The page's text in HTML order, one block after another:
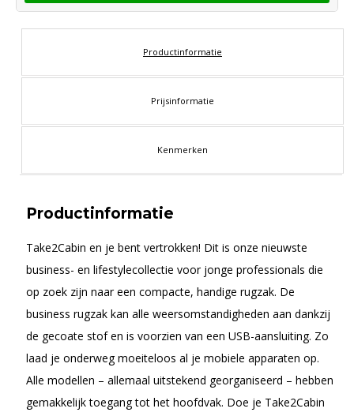
Productinformatie
Prijsinformatie
Kenmerken
Productinformatie
Take2Cabin en je bent vertrokken! Dit is onze nieuwste
business- en lifestylecollectie voor jonge professionals die
op zoek zijn naar een compacte, handige rugzak. De
business rugzak kan alle weersomstandigheden aan dankzij
de gecoate stof en is voorzien van een USB-aansluiting. Zo
laad je onderweg moeiteloos al je mobiele apparaten op.
Alle modellen – allemaal uitstekend georganiseerd – hebben
gemakkelijk toegang tot het hoofdvak. Doe je Take2Cabin